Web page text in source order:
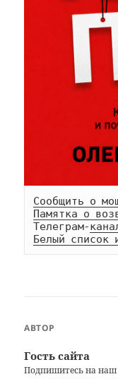
Сообщить о
Памятка о
Телеграм-
Белый список
АВТОР
Гость сайта
Подпишитесь на